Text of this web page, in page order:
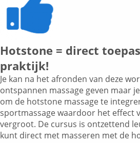
Hotstone = direct
praktijk!
Je kan na het afronden van deze
ontspannen massage geven maar
om de hotstone massage te
sportmassage waardoor het effect
vergroot. De cursus is ontzettend
kunt direct met masseren met de